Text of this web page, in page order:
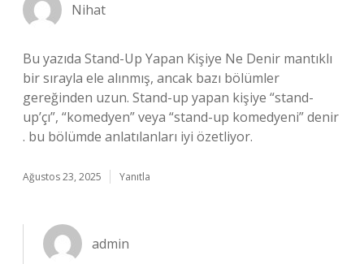
Nihat
Bu yazıda Stand-Up Yapan Kişiye Ne Denir mantıklı
bir sırayla ele alınmış, ancak bazı bölümler
gereğinden uzun. Stand-up yapan kişiye “stand-
up’çı”, “komedyen” veya “stand-up komedyeni” denir
. bu bölümde anlatılanları iyi özetliyor.
Ağustos 23, 2025 Yanıtla
admin